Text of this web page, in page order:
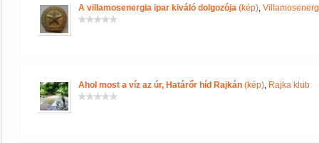
A villamosenergia ipar kiváló dolgozója (kép),
Ahol most a víz az úr, Határőr híd Rajkán (kép), Rajka klub